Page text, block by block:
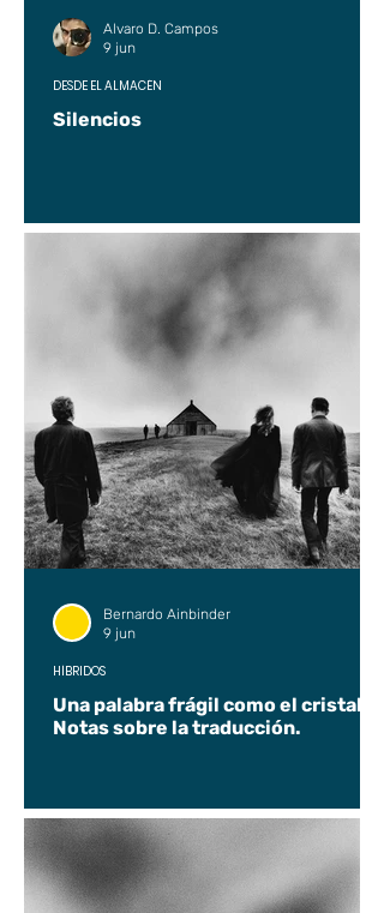
Silencios
DESDE EL ALMACÉN
Alvaro D. Campos
9 jun
Una palabra frágil como el cristal.
Notas sobre la traducción.
HÍBRIDOS
Bernardo Ainbinder
9 jun